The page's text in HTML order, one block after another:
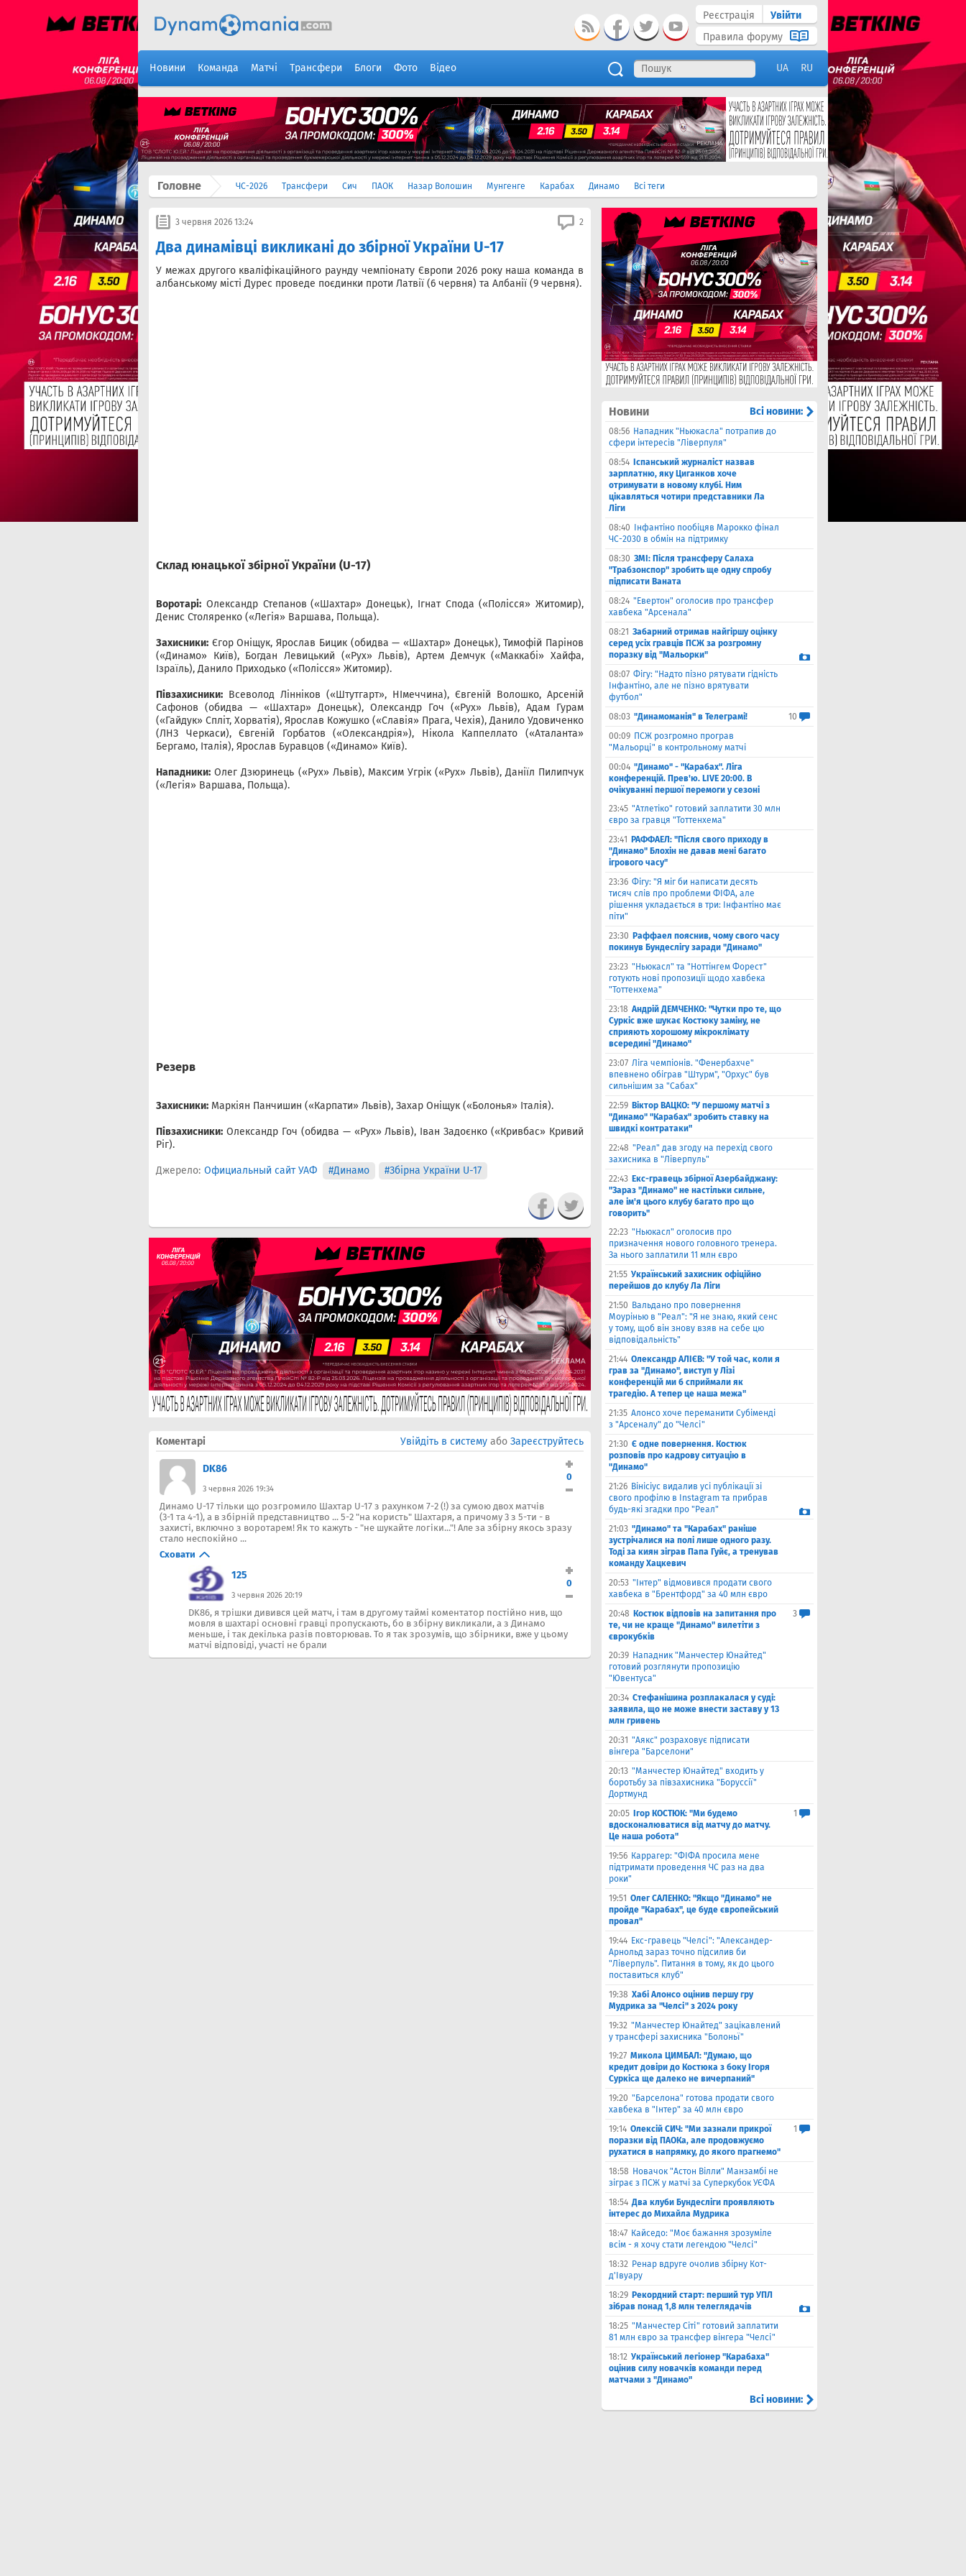
Реєстрація
Увійти
Правила форуму
Новини Команда Матчі Трансфери Блоги Фото Відео UA RU
Головне ЧС-2026 Трансфери Сич ПАОК Назар Волошин Мунгенге Карабах Динамо Всі теги
3 червня 2026 13:24 2
Два динамівці викликані до збірної України U-17
У межах другого кваліфікаційного раунду чемпіонату Європи 2026 року наша команда в
албанському місті Дурес проведе поєдинки проти Латвії (6 червня) та Албанії (9 червня).
Склад юнацької збірної України (U-17)
Воротарі: Олександр Степанов («Шахтар» Донецьк), Ігнат Спода («Полісся» Житомир),
Денис Столяренко («Легія» Варшава, Польща).
Захисники: Єгор Оніщук, Ярослав Бицик (обидва — «Шахтар» Донецьк), Тимофій Парінов
(«Динамо» Київ), Богдан Левицький («Рух» Львів), Артем Демчук («Маккабі» Хайфа,
Ізраїль), Данило Приходько («Полісся» Житомир).
Півзахисники: Всеволод Лінніков («Штутгарт», НІмеччина), Євгеній Волошко, Арсеній
Сафонов (обидва — «Шахтар» Донецьк), Олександр Гоч («Рух» Львів), Адам Гурам
(«Гайдук» Спліт, Хорватія), Ярослав Кожушко («Славія» Прага, Чехія), Данило Удовиченко
(ЛНЗ Черкаси), Євгеній Горбатов («Олександрія»), Нікола Каппеллато («Аталанта»
Бергамо, Італія), Ярослав Буравцов («Динамо» Київ).
Нападники: Олег Дзюринець («Рух» Львів), Максим Угрік («Рух» Львів), Даніїл Пилипчук
(«Легія» Варшава, Польща).
Резерв
Захисники: Маркіян Панчишин («Карпати» Львів), Захар Оніщук («Болонья» Італія).
Півзахисники: Олександр Гоч (обидва — «Рух» Львів), Іван Задоєнко («Кривбас» Кривий
Ріг).
Джерело: Официальный сайт УАФ #Динамо #Збірна України U-17
Коментарі Увійдіть в систему або Зареєструйтесь
DK86
3 червня 2026 19:34
0
Динамо U-17 тільки що розгромило Шахтар U-17 з рахунком 7-2 (!) за сумою двох матчів
(3-1 та 4-1), а в збірній представництво ... 5-2 "на користь" Шахтаря, а причому 3 з 5-ти - в
захисті, включно з воротарем! Як то кажуть - "не шукайте логіки..."! Але за збірну якось зразу
стало неспокійно ...
Сховати
125
3 червня 2026 20:19
0
DK86, я трішки дивився цей матч, і там в другому таймі коментатор постійно нив, що
мовля в шахтарі основні гравці пропускають, бо в збірну викликали, а з Динамо
меньше, і так декілька разів повторював. То я так зрозумів, що збірники, вже у цьому
матчі відповіді, участі не брали
Новини Всі новини:
08:56 Нападник "Ньюкасла" потрапив до
сфери інтересів "Ліверпуля"
08:54
Іспанський журналіст назвав
зарплатню, яку Циганков хоче
отримувати в новому клубі. Ним
цікавляться чотири представники Ла
Ліги
08:40
Інфантіно пообіцяв Марокко фінал
ЧС-2030 в обмін на підтримку
08:30 ЗМІ: Після трансферу Салаха
"Трабзонспор" зробить ще одну спробу
підписати Ваната
08:24 "Евертон" оголосив про трансфер
хавбека "Арсенала"
08:21 Забарний отримав найгіршу оцінку
серед усіх гравців ПСЖ за розгромну
поразку від "Мальорки"
08:07 Фігу: "Надто пізно рятувати гідність
Інфантіно, але не пізно врятувати
футбол"
08:03 "Динамоманія" в Телеграмі!
10
00:09 ПСЖ розгромно програв
"Мальорці" в контрольному матчі
00:04 "Динамо" - "Карабах". Ліга
конференцій. Прев'ю. LIVE 20:00. В
очікуванні першої перемоги у сезоні
23:45 "Атлетіко" готовий заплатити 30 млн
євро за гравця "Тоттенхема"
23:41
РАФФАЕЛ: "Після свого приходу в
"Динамо" Блохін не давав мені багато
ігрового часу"
23:36 Фігу: "Я міг би написати десять
тисяч слів про проблеми ФІФА, але
рішення укладається в три: Інфантіно має
піти"
23:30 Раффаел пояснив, чому свого часу
покинув Бундеслігу заради "Динамо"
23:23 "Ньюкасл" та "Ноттінгем Форест"
готують нові пропозиції щодо хавбека
"Тоттенхема"
23:18 Андрій ДЕМЧЕНКО: "Чутки про те, що
Суркіс вже шукає Костюку заміну, не
сприяють хорошому мікроклімату
всередині "Динамо"
23:07 Ліга чемпіонів. "Фенербахче"
впевнено обіграв "Штурм", "Орхус" був
сильнішим за "Сабах"
22:59 Віктор ВАЦКО: "У першому матчі з
"Динамо" "Карабах" зробить ставку на
швидкі контратаки"
22:48 "Реал" дав згоду на перехід свого
захисника в "Ліверпуль"
22:43 Екс-гравець збірної Азербайджану:
"Зараз "Динамо" не настільки сильне,
але ім'я цього клубу багато про що
говорить"
22:23 "Ньюкасл" оголосив про
призначення нового головного тренера.
За нього заплатили 11 млн євро
21:55 Український захисник офіційно
перейшов до клубу Ла Ліги
21:50 Вальдано про повернення
Моурінью в "Реал": "Я не знаю, який сенс
у тому, щоб він знову взяв на себе цю
відповідальність"
21:44 Олександр АЛІЄВ: "У той час, коли я
грав за "Динамо", виступ у Лізі
конференцій ми б сприймали як
трагедію. А тепер це наша межа"
21:35 Алонсо хоче переманити Субіменді
з "Арсеналу" до "Челсі"
21:30 Є одне повернення. Костюк
розповів про кадрову ситуацію в
"Динамо"
21:26 Вінісіус видалив усі публікації зі
свого профілю в Instagram та прибрав
будь-які згадки про "Реал"
21:03 "Динамо" та "Карабах" раніше
зустрічалися на полі лише одного разу.
Тоді за киян зіграв Папа Гуйє, а тренував
команду Хацкевич
20:53 "Інтер" відмовився продати свого
хавбека в "Брентфорд" за 40 млн євро
20:48 Костюк відповів на запитання про
те, чи не краще "Динамо" вилетіти з
єврокубків
3
20:39 Нападник "Манчестер Юнайтед"
готовий розглянути пропозицію
"Ювентуса"
20:34 Стефанішина розплакалася у суді:
заявила, що не може внести заставу у 13
млн гривень
20:31 "Аякс" розраховує підписати
вінгера "Барселони"
20:13 "Манчестер Юнайтед" входить у
боротьбу за півзахисника "Боруссії"
Дортмунд
20:05
Ігор КОСТЮК: "Ми будемо
вдосконалюватися від матчу до матчу.
Це наша робота"
1
19:56 Каррагер: "ФІФА просила мене
підтримати проведення ЧС раз на два
роки"
19:51 Олег САЛЕНКО: "Якщо "Динамо" не
пройде "Карабах", це буде європейський
провал"
19:44 Екс-гравець "Челсі": "Александер-
Арнольд зараз точно підсилив би
"Ліверпуль". Питання в тому, як до цього
поставиться клуб"
19:38 Хабі Алонсо оцінив першу гру
Мудрика за "Челсі" з 2024 року
19:32 "Манчестер Юнайтед" зацікавлений
у трансфері захисника "Болоньї"
19:27 Микола ЦИМБАЛ: "Думаю, що
кредит довіри до Костюка з боку Ігоря
Суркіса ще далеко не вичерпаний"
19:20 "Барселона" готова продати свого
хавбека в "Інтер" за 40 млн євро
19:14 Олексій СИЧ: "Ми зазнали прикрої
поразки від ПАОКа, але продовжуємо
рухатися в напрямку, до якого прагнемо"
1
18:58 Новачок "Астон Вілли" Манзамбі не
зіграє з ПСЖ у матчі за Суперкубок УЄФА
18:54 Два клуби Бундесліги проявляють
інтерес до Михайла Мудрика
18:47 Кайседо: "Моє бажання зрозуміле
всім - я хочу стати легендою "Челсі"
18:32 Ренар вдруге очолив збірну Кот-
д'Івуару
18:29 Рекордний старт: перший тур УПЛ
зібрав понад 1,8 млн телеглядачів
18:25 "Манчестер Сіті" готовий заплатити
81 млн євро за трансфер вінгера "Челсі"
18:12 Український легіонер "Карабаха"
оцінив силу новачків команди перед
матчами з "Динамо"
Всі новини: